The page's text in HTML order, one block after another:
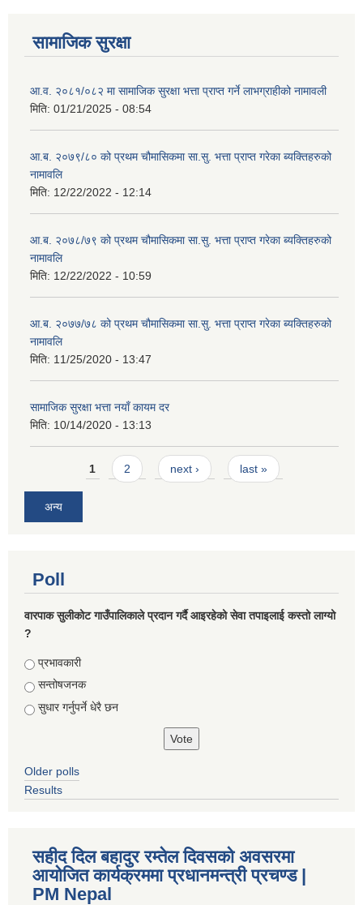
सामाजिक सुरक्षा
आ.व. २०८१/०८२ मा सामाजिक सुरक्षा भत्ता प्राप्त गर्ने लाभग्राहीको नामावली
मिति: 01/21/2025 - 08:54
आ.ब. २०७९/८० को प्रथम चौमासिकमा सा.सु. भत्ता प्राप्त गरेका ब्यक्तिहरुको
नामावलि
मिति: 12/22/2022 - 12:14
आ.ब. २०७८/७९ को प्रथम चौमासिकमा सा.सु. भत्ता प्राप्त गरेका ब्यक्तिहरुको
नामावलि
मिति: 12/22/2022 - 10:59
आ.ब. २०७७/७८ को प्रथम चौमासिकमा सा.सु. भत्ता प्राप्त गरेका ब्यक्तिहरुको
नामावलि
मिति: 11/25/2020 - 13:47
सामाजिक सुरक्षा भत्ता नयाँ कायम दर
मिति: 10/14/2020 - 13:13
Pages1 2 next › last »
अन्य
Poll
वारपाक सुलीकोट गाउँपालिकाले प्रदान गर्दै आइरहेको सेवा तपाइलाई कस्तो लाग्यो
?
Choices
प्रभावकारी
सन्तोषजनक
सुधार गर्नुपर्ने धेरै छन
Older polls
Results
सहीद दिल बहादुर रम्तेल दिवसको अवसरमा
आयोजित कार्यक्रममा प्रधानमन्त्री प्रचण्ड |
PM Nepal